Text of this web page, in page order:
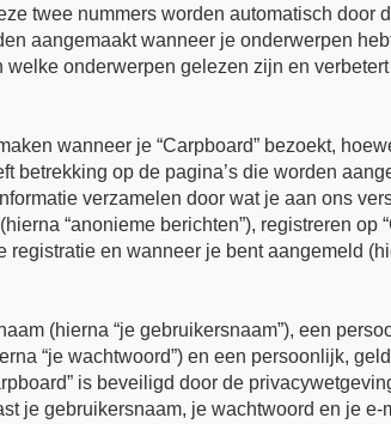
twee nummers worden automatisch door
aangemaakt wanneer je onderwerpen
onderwerpen gelezen zijn en
wanneer je “Carpboard” bezoekt,
betrekking op de pagina’s die worden
verzamelen door wat je aan ons
“anonieme berichten”), registreren op
registratie en wanneer je bent aangemeld
(hierna “je gebruikersnaam”), een
“je wachtwoord”) en een persoonlijk,
is beveiligd door de
je gebruikersnaam, je wachtwoord en je e-